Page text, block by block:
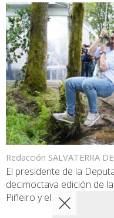
Redacción SALVATERRA
El presidente de la
decimoctava edición de
Piñeiro y el Concello, [...]